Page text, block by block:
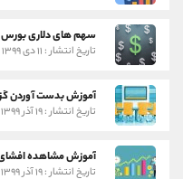
سهم های دلاری بورس
تاریخ انتشار : ۱۱ دی ۱۳۹۹
آموزش بدست آوردن
تاریخ انتشار : ۱۹ آذر ۱۳۹۹
آموزش مشاهده افشای
تاریخ انتشار : ۱۹ آذر ۱۳۹۹